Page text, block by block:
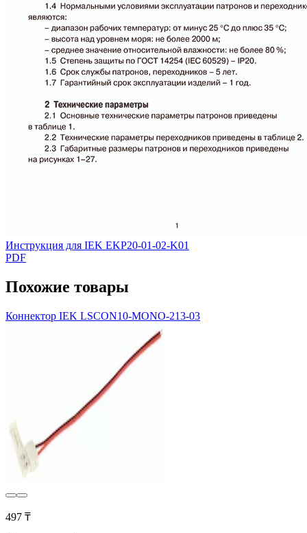
Инструкция для IEK EKP20-01-02-K01
PDF
Похожие товары
Коннектор IEK LSCON10-MONO-213-03
497 ₸